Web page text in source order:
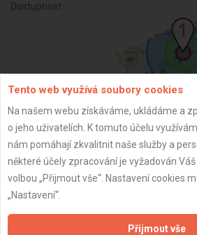
Dostupnost:
Tento web využívá soubory cookies
Na našem webu získáváme, ukládáme a
o jeho uživatelích. K tomuto účelu
nám pomáhají zkvalitnit naše služby a
některé účely zpracování je vyžadován
volbou „Přijmout vše“. Nastavení cookies
„Nastavení“.
Přijmout vše